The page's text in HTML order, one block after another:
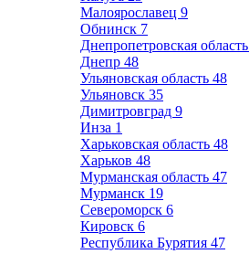
Малоярославец 9
Обнинск 7
Днепропетровская область
Днепр 48
Ульяновская область 48
Ульяновск 35
Димитровград 9
Инза 1
Харьковская область 48
Харьков 48
Мурманская область 47
Мурманск 19
Североморск 6
Кировск 6
Республика Бурятия 47